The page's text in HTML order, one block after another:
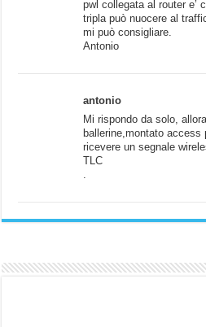
pwl collegata al router e’
tripla può nuocere al
mi può consigliare.
Antonio
antonio
Mi rispondo da solo,
ballerine,montato access
ricevere un segnale
TLC